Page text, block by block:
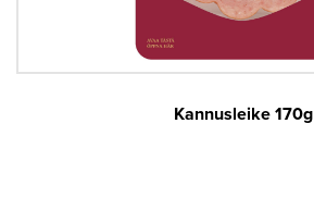
Kannusleike 170g